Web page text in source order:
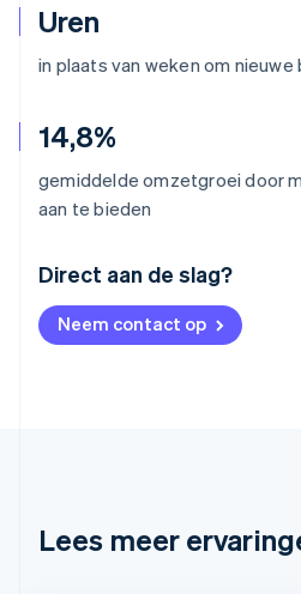
Uren
in plaats van weken om
14,8%
gemiddelde omzetgroei door
aan te bieden
Direct aan de slag?
Neem contact op
Lees meer
Australië
English
België
NederlandsFrançais Deutsch
Denemarken